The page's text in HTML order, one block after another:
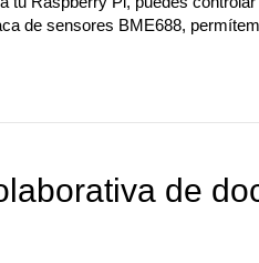
de sensores BME688,
de